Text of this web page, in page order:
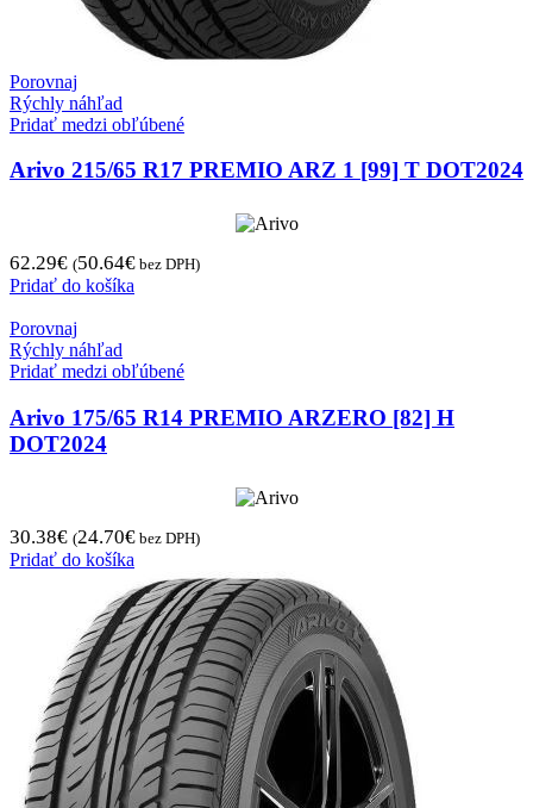
Porovnaj
Rýchly náhľad
Pridať medzi obľúbené
Arivo 215/65 R17 PREMIO ARZ 1 [99] T DOT2024
62.29€ (50.64€ bez DPH)
Pridať do košíka
Porovnaj
Rýchly náhľad
Pridať medzi obľúbené
Arivo 175/65 R14 PREMIO ARZERO [82] H
DOT2024
30.38€ (24.70€ bez DPH)
Pridať do košíka